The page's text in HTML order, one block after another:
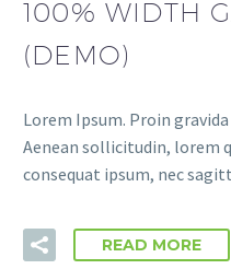
100% WIDTH
(DEMO)
Lorem Ipsum. Proin
Aenean sollicitudin, lorem
consequat ipsum, nec
READ MORE